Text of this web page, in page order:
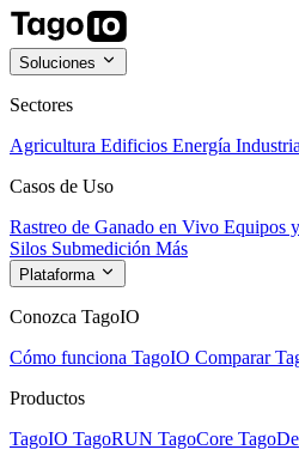
Soluciones
Sectores
Agricultura Edificios Energía
Casos de Uso
Rastreo de Ganado en Vivo Equipos
Silos Submedición Más
Plataforma
Conozca TagoIO
Cómo funciona TagoIO Comparar
Productos
TagoIO TagoRUN TagoCore